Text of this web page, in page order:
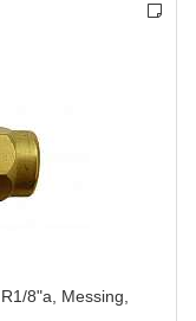
8"a, Messing,